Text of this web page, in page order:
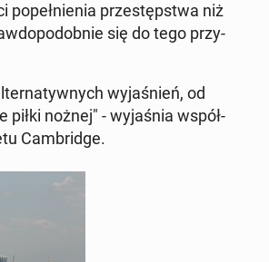
po­peł­nie­nia prze­stęp­stwa niż
się do tego przy­
wy­ja­śnień, od
nożnej" - wy­ja­śnia współ­
Cam­brid­ge.